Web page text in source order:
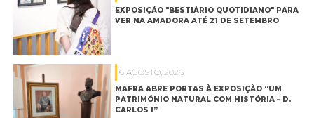
EXPOSIÇÃO "BESTIÁRIO QUOTIDIANO" PARA
VER NA AMADORA ATÉ 21 DE SETEMBRO
6 AGOSTO, 2026
MAFRA ABRE PORTAS À EXPOSIÇÃO “UM
PATRIMÓNIO NATURAL COM HISTÓRIA – D.
CARLOS I”